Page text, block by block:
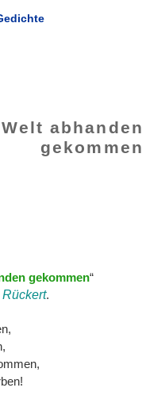
abhanden
gekommen
gekommen“
.